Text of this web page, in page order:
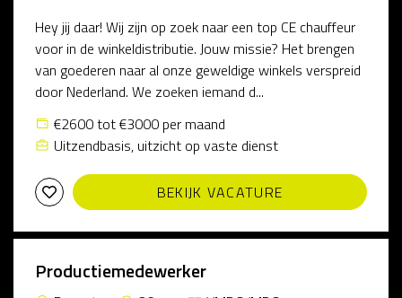
Hey jij daar! Wij zijn op zoek naar een top CE chauffeur
voor in de winkeldistributie. Jouw missie? Het brengen
van goederen naar al onze geweldige winkels verspreid
door Nederland. We zoeken iemand d...
€2600 tot €3000 per maand
Uitzendbasis, uitzicht op vaste dienst
BEKIJK VACATURE
Productiemedewerker